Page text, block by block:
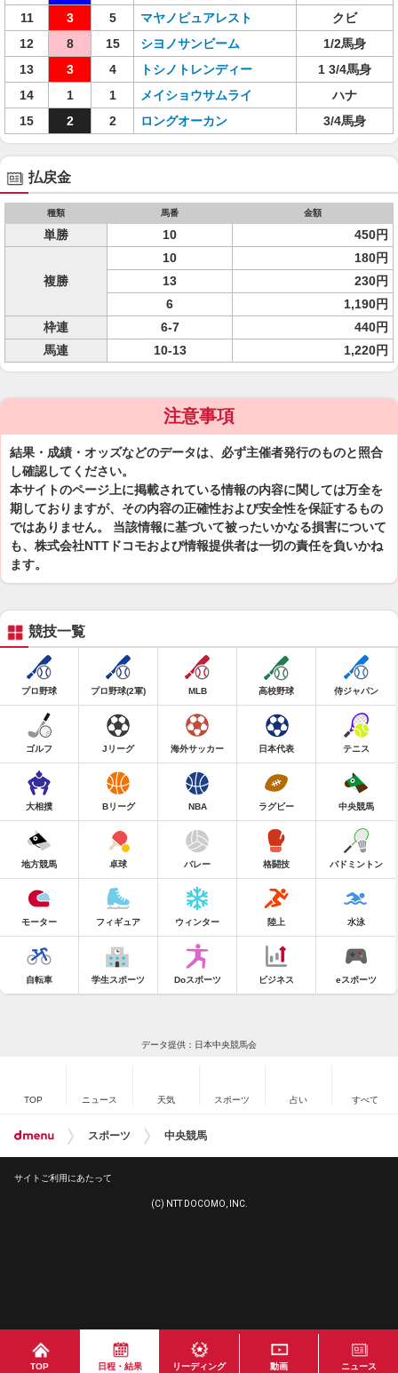
11
3 5 マヤノピュアレスト
クビ
12
8 15 シヨノサンビーム
1/2馬身
13
3 4 トシノトレンディー
1 3/4馬身
14
1 1 メイショウサムライ
ハナ
15
2 2 ロングオーカン 3/4馬身
払戻金
種類 馬番 金額
単勝 10 450円
複勝
10
180円
13
230円
6
1,190円
枠連
6-7
440円
馬連
10-13 1,220円
注意事項
結果・成績・オッズなどのデータは、必ず主催者発行のものと照合
し確認してください。
本サイトのページ上に掲載されている情報の内容に関しては万全を
期しておりますが、その内容の正確性および安全性を保証するもの
ではありません。 当該情報に基づいて被ったいかなる損害について
も、株式会社NTTドコモおよび情報提供者は一切の責任を負いかね
ます。
TOP 日程・結果 リーディング 動画 ニュース
競技一覧
プロ野球 プロ野球(2軍) MLB 高校野球 侍ジャパン
ゴルフ Jリーグ 海外サッカー 日本代表 テニス
大相撲 Bリーグ NBA ラグビー 中央競馬
地方競馬 卓球 バレー 格闘技 バドミントン
モーター フィギュア ウィンター 陸上 水泳
自転車 学生スポーツ Doスポーツ ビジネス eスポーツ
データ提供：日本中央競馬会
TOP ニュース 天気 スポーツ 占い すべて
スポーツ 中央競馬
サイトご利用にあたって
(C) NTT DOCOMO, INC.